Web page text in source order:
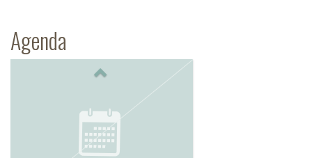
Agenda